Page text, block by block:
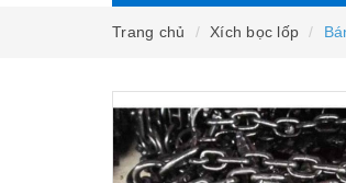
Trang chủ Xích bọc lốp